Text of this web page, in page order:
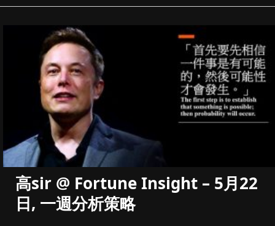
高sir @ Fortune Insight – 5月22
日, 一週分析策略